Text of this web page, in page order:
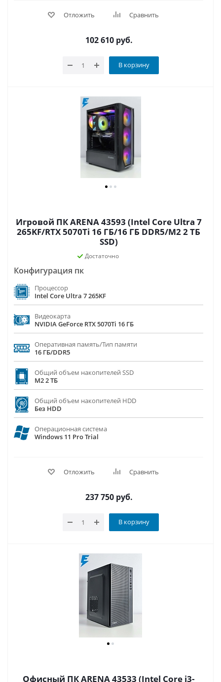
Отложить Сравнить
102 610руб.
В корзину
Игровой ПК ARENA 43593 (Intel Core Ultra 7
265KF/RTX 5070Ti 16 ГБ/16 ГБ DDR5/M2 2 ТБ
SSD)
Достаточно
Конфигурация пк
Процессор
Intel Core Ultra 7 265KF
Видеокарта
NVIDIA GeForce RTX 5070Ti 16 ГБ
Оперативная память/Тип памяти
16 ГБ/DDR5
Общий объем накопителей SSD
M2 2 ТБ
Общий объем накопителей HDD
Без HDD
Операционная система
Windows 11 Pro Trial
Отложить Сравнить
237 750руб.
В корзину
Офисный ПК ARENA 43533 (Intel Core i3-